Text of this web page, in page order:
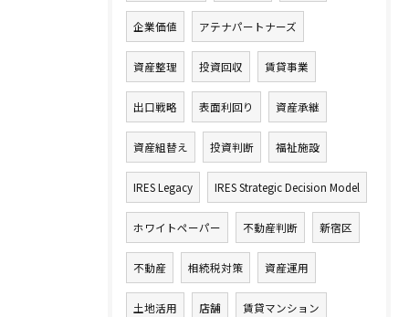
企業価値 アテナパートナーズ
資産整理 投資回収 賃貸事業
出口戦略 表面利回り 資産承継
資産組替え 投資判断 福祉施設
IRES Legacy IRES Strategic Decision Model
ホワイトペーパー 不動産判断 新宿区
不動産 相続税対策 資産運用
土地活用 店舗 賃貸マンション